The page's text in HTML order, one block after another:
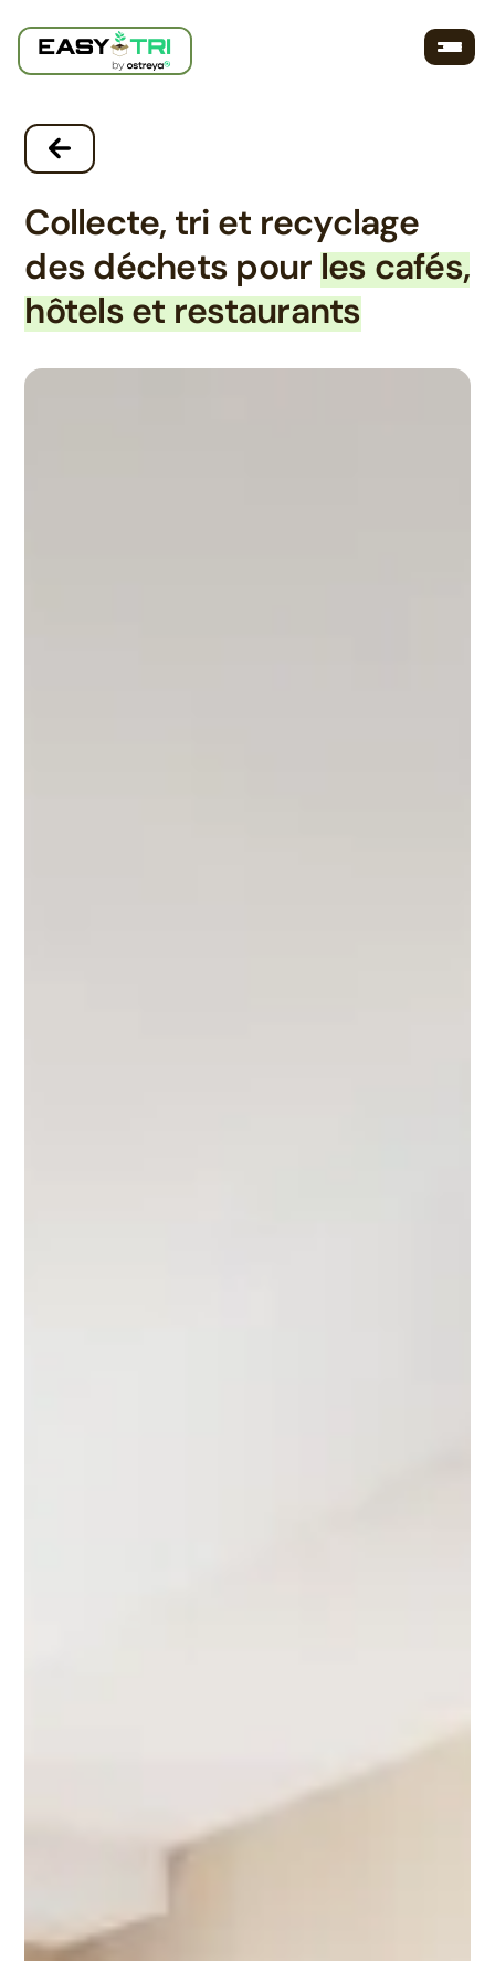
content
Collecte, tri et recyclage
des déchets pourles cafés,
hôtels et restaurants